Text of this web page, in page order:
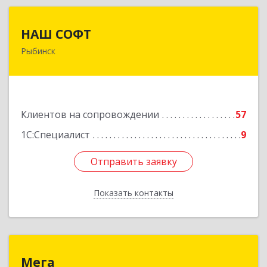
НАШ СОФТ
Рыбинск
Клиентов на сопровождении
57
1С:Специалист
9
Отправить заявку
Показать контакты
152903, Ярославская обл, Рыбинский р-н,
Отправить заявку
Назад
Мега